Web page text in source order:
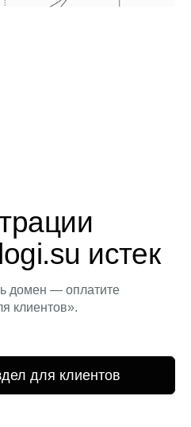
истек
домен — оплатите
клиентов».
для клиентов